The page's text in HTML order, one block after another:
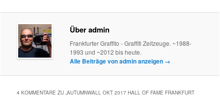
Über admin
Frankfurter Graffito - Graffiti Zeitzeuge. ~1988-
1993 und ~2012 bis heute.
Alle Beiträge von admin anzeigen →
4 KOMMENTARE ZU „AUTUMNWALL OKT 2017 HALL OF FAME FRANKFURT